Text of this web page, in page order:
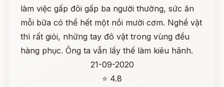
làm việc gấp đôi gấp ba người thường, sức ăn
mỗi bữa có thể hết một nồi mười cơm. Nghề vật
thì rất giỏi, những tay đô vật trong vùng đều
hàng phục. Ông ta vẫn lấy thế làm kiêu hãnh.
21-09-2020
⭐ 4.8